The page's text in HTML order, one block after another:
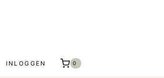
INLOGGEN 0